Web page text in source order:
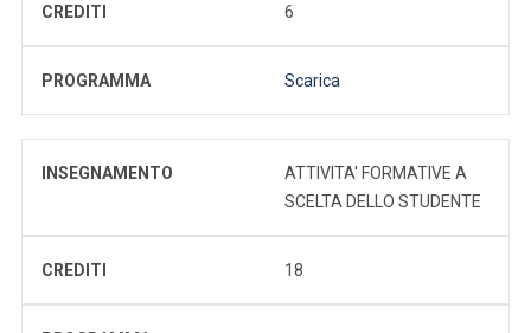
CREDITI 6
PROGRAMMA Scarica
INSEGNAMENTO
ATTIVITA' FORMATIVE A
SCELTA DELLO STUDENTE
CREDITI 18